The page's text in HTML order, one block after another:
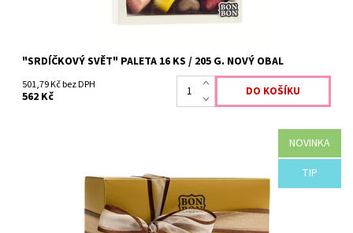
"SRDÍČKOVÝ SVĚT" PALETA 16 KS / 205 G. NOVÝ OBAL
501,79 Kč bez DPH
562 Kč
NOVINKA
TIP